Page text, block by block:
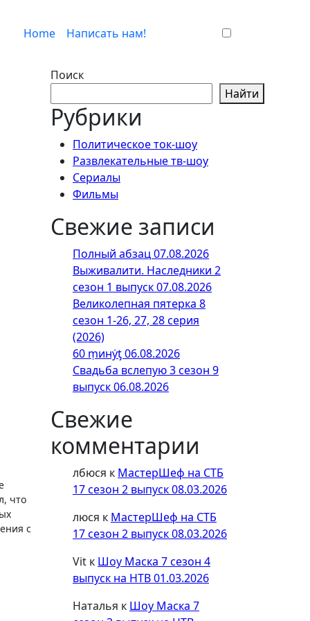
Home Написать нам!
что
с
Поиск
Найти
Рубрики
Политическое ток-шоу
Развлекательные тв-шоу
Сериалы
Фильмы
Свежие записи
Полный абзац 07.08.2026
Выживалити. Наследники 2
сезон 1 выпуск 07.08.2026
Великолепная пятерка 8
сезон 1-26, 27, 28 серия
(2026)
60 ṃинẏƫ 06.08.2026
Свадьба вслепую 3 сезон 9
выпуск 06.08.2026
Свежие
комментарии
лбюся к МастерШеф на СТБ
17 сезон 2 выпуск 08.03.2026
люся к МастерШеф на СТБ
17 сезон 2 выпуск 08.03.2026
Vit к Шоу Маска 7 сезон 4
выпуск на НТВ 01.03.2026
Наталья к Шоу Маска 7